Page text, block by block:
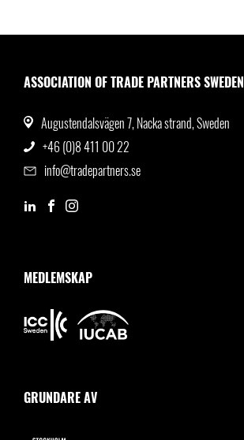
ASSOCIATION OF TRADE PARTNERS SWEDEN
Augustendalsvägen 7, Nacka strand, Sweden
+46 (0)8 411 00 22
info@tradepartners.se
MEDLEMSKAP
GRUNDARE AV